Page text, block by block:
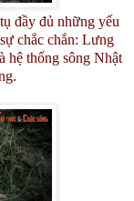
đầy đủ những yếu
chắc chắn: Lưng
hệ thống sông Nhật